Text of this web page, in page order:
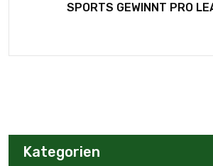
SPORTS GEWINNT PRO
Kategorien